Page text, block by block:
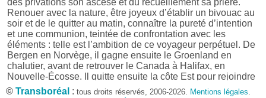
des privations son ascèse et du recueillement sa prière.
Renouer avec la nature, être joyeux d’établir un bivouac au
soir et de le quitter au matin, connaître la pureté d’intention
et une communion, teintée de confrontation avec les
éléments : telle est l’ambition de ce voyageur perpétuel. De
Bergen en Norvège, il gagne ensuite le Groenland en
chalutier, avant de retrouver le Canada à Halifax, en
Nouvelle-Écosse. Il quitte ensuite la côte Est pour rejoindre
Churchill dans le Manitoba. En compagnie d’ Emmanuel
© Transboréal : tous droits réservés, 2006-2026. Mentions légales.